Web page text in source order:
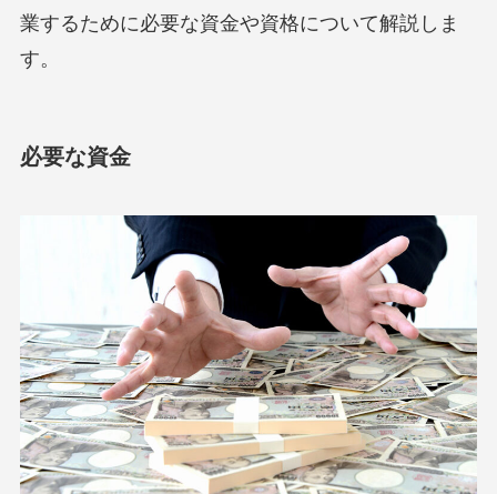
業するために必要な資金や資格について解説しま
す。
必要な資金